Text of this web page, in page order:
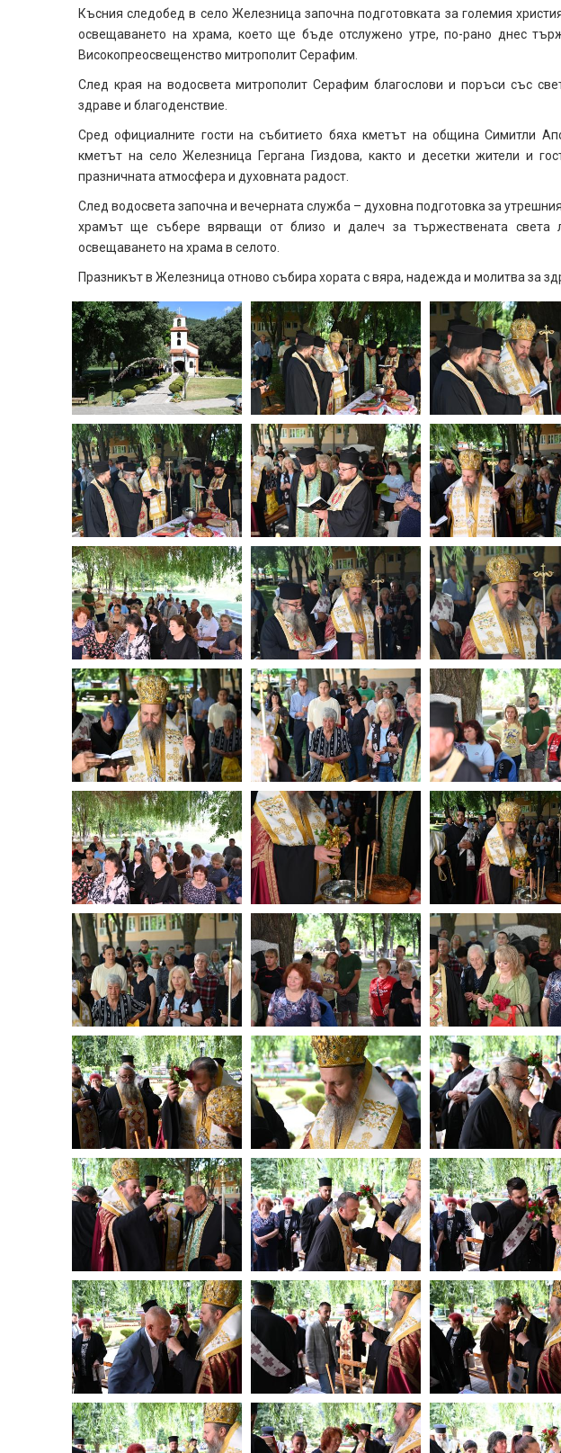
Късния следобед в село Железница започна подготовката за големия
освещаването на храма, което ще бъде отслужено утре, по-рано днес
Високопреосвещенство митрополит Серафим.
След края на водосвета митрополит Серафим благослови и поръси със
здраве и благоденствие.
Сред официалните гости на събитието бяха кметът на община Симитли
кметът на село Железница Гергана Гиздова, както и десетки жители и
празничната атмосфера и духовната радост.
След водосвета започна и вечерната служба – духовна подготовка за
храмът ще събере вярващи от близо и далеч за тържествената света
освещаването на храма в селото.
Празникът в Железница отново събира хората с вяра, надежда и молитва за